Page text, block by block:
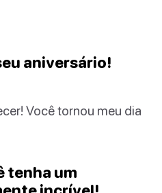
aniversário!
Você tornou meu dia
tenha um